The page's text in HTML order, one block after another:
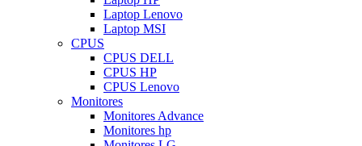
Laptop Lenovo
Laptop MSI
CPUS
CPUS DELL
CPUS HP
CPUS Lenovo
Monitores
Monitores Advance
Monitores hp